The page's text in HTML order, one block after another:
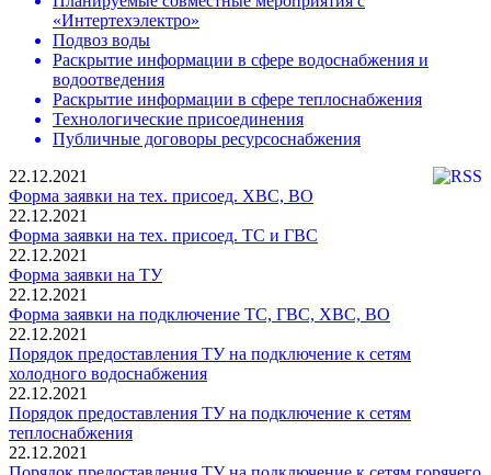
«Интертехэлектро»
Подвоз воды
Раскрытие информации в сфере водоснабжения и
водоотведения
Раскрытие информации в сфере теплоснабжения
Технологические присоединения
Публичные договоры ресурсоснабжения
22.12.2021
Форма заявки на тех. присоед. ХВС, ВО
22.12.2021
Форма заявки на тех. присоед. ТС и ГВС
22.12.2021
Форма заявки на ТУ
22.12.2021
Форма заявки на подключение ТС, ГВС, ХВС, ВО
22.12.2021
Порядок предоставления ТУ на подключение к сетям
холодного водоснабжения
22.12.2021
Порядок предоставления ТУ на подключение к сетям
теплоснабжения
22.12.2021